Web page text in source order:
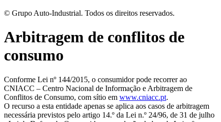
© Grupo Auto-Industrial. Todos os direitos reservados.
Arbitragem de conflitos de
consumo
Conforme Lei nº 144/2015, o consumidor pode recorrer ao
CNIACC – Centro Nacional de Informação e Arbitragem de
Conflitos de Consumo, com sítio em www.cniacc.pt.
O recurso a esta entidade apenas se aplica aos casos de arbitragem
necessária previstos pelo artigo 14.º da Lei n.º 24/96, de 31 de julho